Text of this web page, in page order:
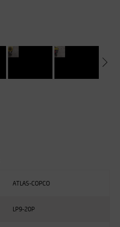
ATLAS-COPCO
LP9-20P